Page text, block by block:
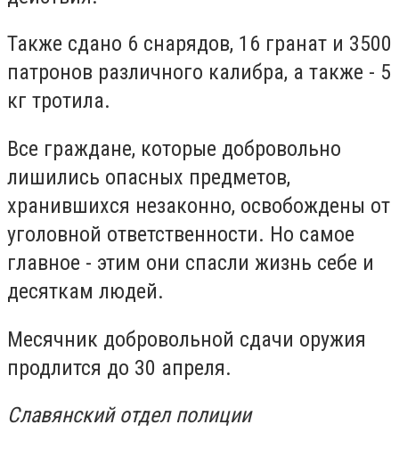
Также сдано 6 снарядов, 16 гранат и 3500
патронов различного калибра, а также - 5
кг тротила.
Все граждане, которые добровольно
лишились опасных предметов,
хранившихся незаконно, освобождены от
уголовной ответственности. Но самое
главное - этим они спасли жизнь себе и
десяткам людей.
Месячник добровольной сдачи оружия
продлится до 30 апреля.
Славянский отдел полиции